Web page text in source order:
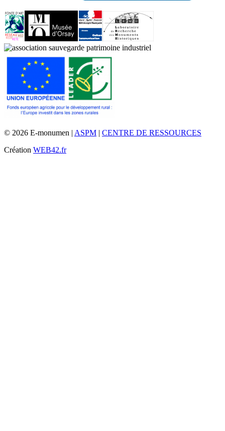
© 2026 E-monumen | ASPM | CENTRE DE RESSOURCES
Création WEB42.fr